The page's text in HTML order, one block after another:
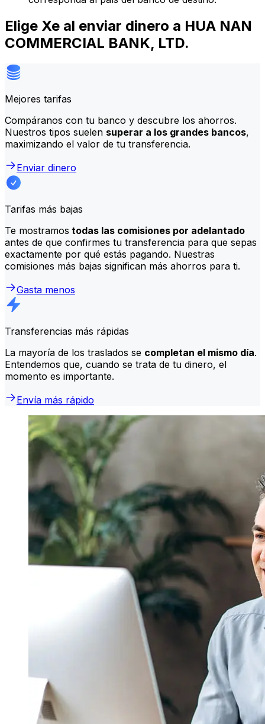
Elige Xe al enviar dinero a HUA NAN
COMMERCIAL BANK, LTD.
Mejores tarifas
Compáranos con tu banco y descubre los ahorros.
Nuestros tipos suelen superar a los grandes bancos,
maximizando el valor de tu transferencia.
Enviar dinero
Tarifas más bajas
Te mostramos todas las comisiones por adelantado
antes de que confirmes tu transferencia para que sepas
exactamente por qué estás pagando. Nuestras
comisiones más bajas significan más ahorros para ti.
Gasta menos
Transferencias más rápidas
La mayoría de los traslados se completan el mismo día.
Entendemos que, cuando se trata de tu dinero, el
momento es importante.
Envía más rápido